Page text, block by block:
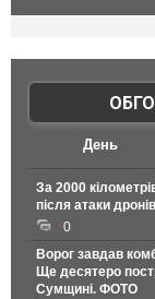
День
За 2000
після атаки
0
Ворог завдав
Ще десятеро
Сумщині. ФОТО